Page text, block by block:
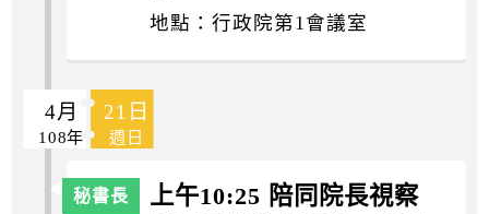
地點：行政院第1會議室
4月 21日
108年 週日
上午10:25 陪同院長視察